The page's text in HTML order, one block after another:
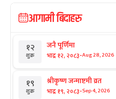
आगामी बिदाहरु
१२
शुक्र
जनै पूर्णिमा
भाद्र १२, २०८३-Aug 28, 2026
१९
शुक्र
श्रीकृष्ण जन्माष्टमी व्रत
भाद्र १९, २०८३-Sep 4, 2026